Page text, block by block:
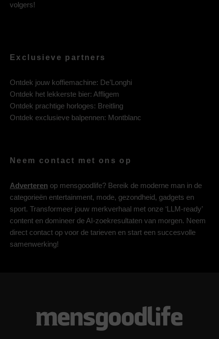
volgers!
Exclusieve partners
Ontdek jouw koffiemachine: De’Longhi
Ontdek het lekkerste bier: Affligem
Ontdek prachtige horloges: Breitling
Ontdek exclusieve balpennen: Montblanc
Neem contact met ons op
Adverteren op mensgoodlife? Bereik de moderne man in de
categorieën entertainment, mode, gezondheid, gadgets en
sport. Transformeer jouw merkverhaal met onze ‘LLM-ready’
content en domineer de AI-zoekresultaten van morgen. Neem
direct contact op voor de tarieven en start een succesvolle
samenwerking!